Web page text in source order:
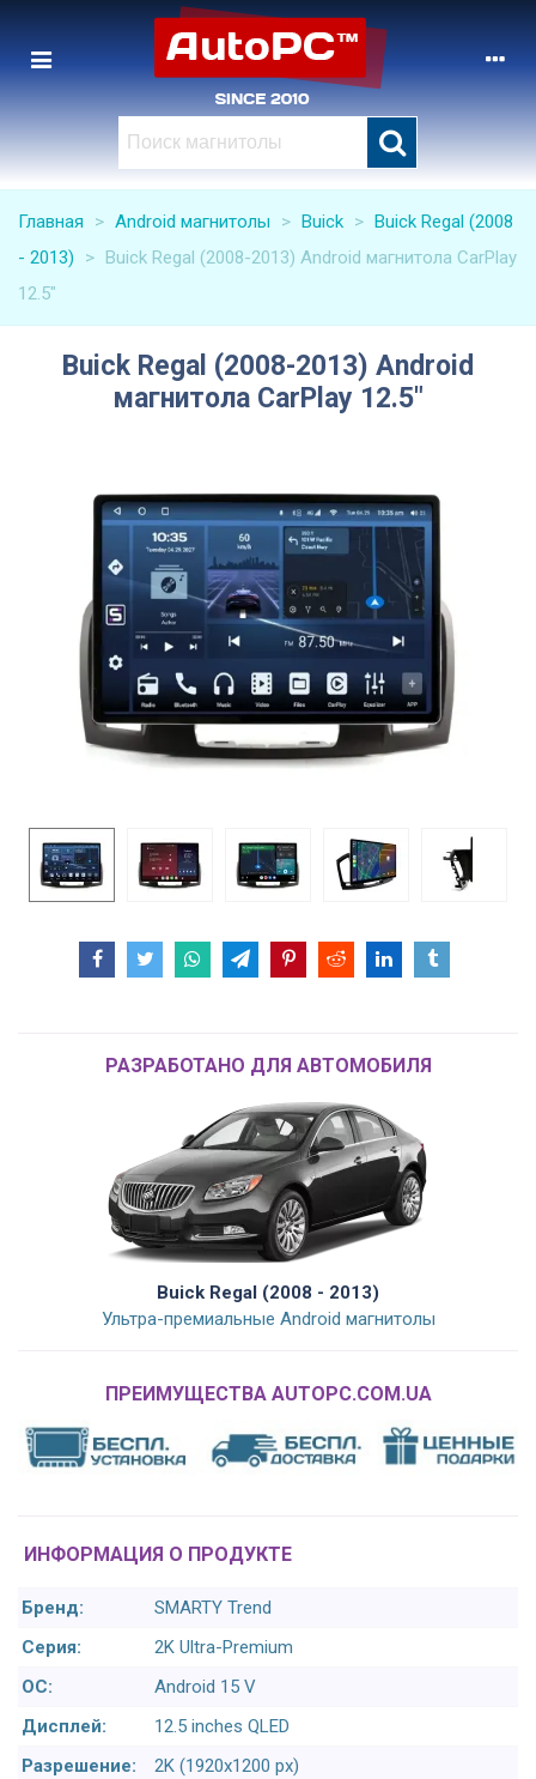
Главная > Android магнитолы > Buick > Buick Regal (2008
- 2013)
> Buick Regal (2008-2013) Android магнитола CarPlay
12.5"
Buick Regal (2008-2013) Android
магнитола CarPlay 12.5"
РАЗРАБОТАНО ДЛЯ АВТОМОБИЛЯ
Buick Regal (2008 - 2013)
Ультра-премиальные Android магнитолы
ПРЕИМУЩЕСТВА AUTOPC.COM.UA
ИНФОРМАЦИЯ О ПРОДУКТЕ
Бренд:
SMARTY Trend
Серия:
2K Ultra-Premium
ОС:
Android 15 V
Дисплей:
12.5 inches QLED
Разрешение:
2K (1920x1200 px)